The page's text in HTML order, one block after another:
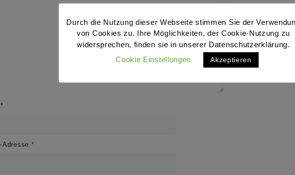
*
Adresse *
Durch die Nutzung dieser Webseite stimmen Sie der
von Cookies zu. Ihre Möglichkeiten, der Cookie-Nutzung zu
widersprechen, finden sie in unserer Datenschutzerklärung.
Cookie Einstellungen
Akzeptieren